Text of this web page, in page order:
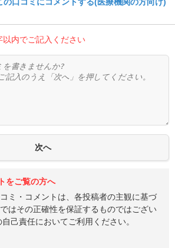
口コミにコメントする(医療機関の方向け)
内でご記入ください
をご覧の方へ
ミ・コメントは、各投稿者の主観に基づ
はその正確性を保証するものではござい
己責任においてご利用ください。